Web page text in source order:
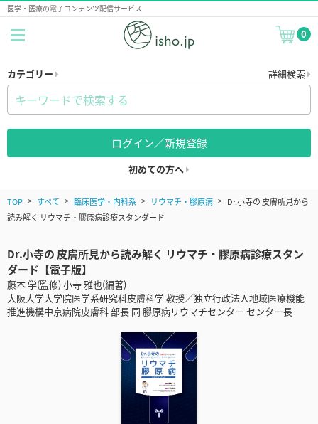
医学・医療の電子コンテンツ配信サービス
0
カテゴリー 詳細検索
ログイン／新規登録
初めての方へ
TOP すべて 臨床医学・内科系 リウマチ・膠原病
Dr.小寺の 皮膚所見から
読み解く リウマチ・膠原病診療スタンダード
Dr.小寺の 皮膚所見から読み解く リウマチ・膠原病診療スタン
ダード【電子版】
藤本 学(監修) 小寺 雅也(編著)
大阪大学大学院医学系研究科皮膚科学 教授／独立行政法人地域医療機能
推進機構中京病院皮膚科 部長 同 膠原病リウマチセンター センター長